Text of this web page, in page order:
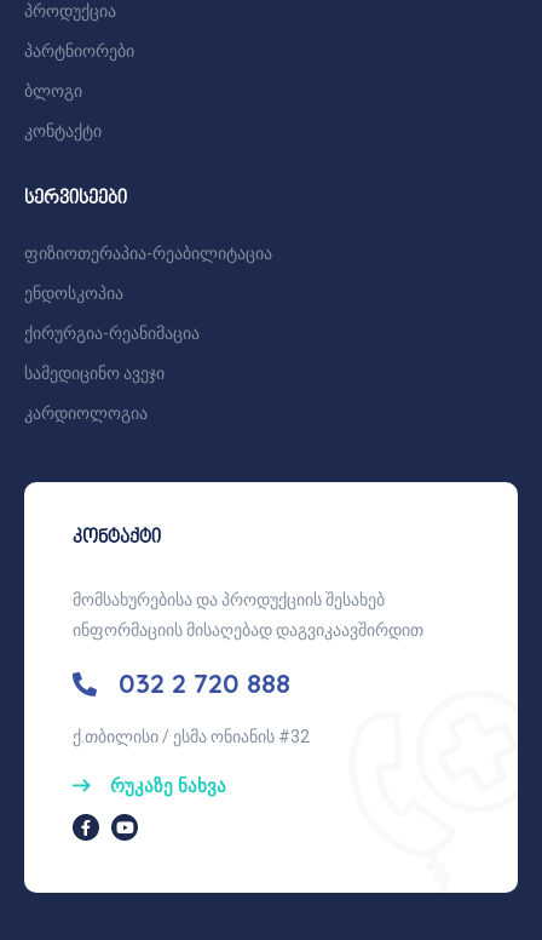
პროდუქცია
პარტნიორები
ბლოგი
კონტაქტი
სერვისეები
ფიზიოთერაპია-რეაბილიტაცია
ენდოსკოპია
ქირურგია-რეანიმაცია
სამედიცინო ავეჯი
კარდიოლოგია
კონტაქტი
მომსახურებისა და პროდუქციის შესახებ
ინფორმაციის მისაღებად დაგვიკაავშირდით
032 2 720 888
ქ.თბილისი / ესმა ონიანის #32
რუკაზე ნახვა